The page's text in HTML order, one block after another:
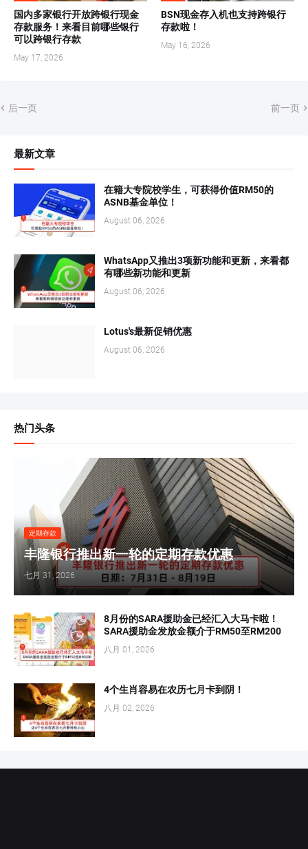
国内多家银行开放跨银行现金
存款服务！来看目前哪些银行
可以跨银行存款
May 17, 2026
BSN现金存入机也支持跨银行
存款啦！
May 16, 2026
后一页 前一页
最新文章
在籍大专院校学生，可获得价值RM50的
ASNB基金单位！
August 06, 2026
WhatsApp又推出3项新功能和更新，来看都
有哪些新功能和更新
August 06, 2026
Lotus's最新促销优惠
August 06, 2026
热门头条
定期存款
丰隆银行推出新一轮的定期存款优惠
七月 31, 2026
8月份的SARA援助金已经汇入大马卡啦！
SARA援助金发放金额介于RM50至RM200
八月 01, 2026
4个生肖容易在农历七月卡到阴！
八月 02, 2026